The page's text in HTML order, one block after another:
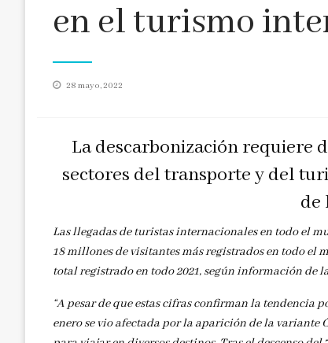
en el turismo
Publicado
28 mayo, 2022
La descarbonización requiere
sectores del transporte y del
de
Las llegadas de turistas internacionales en todo el
18 millones de visitantes más registrados en todo el
total registrado en todo 2021, según información
“A pesar de que estas cifras confirman la tendencia
enero se vio afectada por la aparición de la